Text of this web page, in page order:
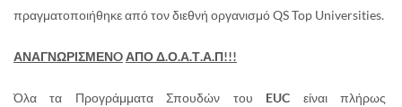
πραγματοποιήθηκε από τον διεθνή οργανισμό QS Top Universities.
ΑΝΑΓΝΩΡΙΣΜΕΝO ΑΠΟ Δ.Ο.Α.Τ.Α.Π!!!
Όλα τα Προγράμματα Σπουδών του EUC είναι πλήρως